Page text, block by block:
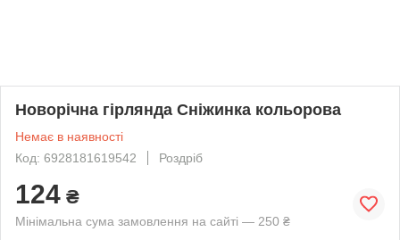
Новорічна гірлянда Сніжинка кольорова
Немає в наявності
Код: 6928181619542
Роздріб
124 ₴
Мінімальна сума замовлення на сайті — 250 ₴